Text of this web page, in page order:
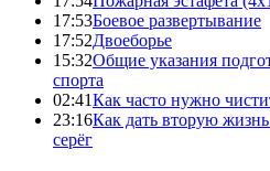
17:53Боевое развертывание
17:52Двоеборье
15:32Общие указания
спорта
02:41Как часто нужно
23:16Как дать вторую
серёг